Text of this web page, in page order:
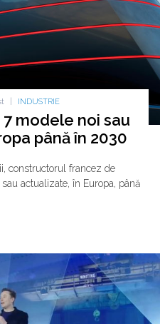
INDUSTRIE
modele noi sau
până în 2030
constructorul francez de
actualizate, în Europa, până